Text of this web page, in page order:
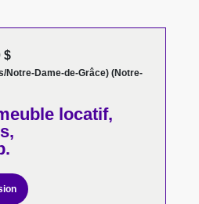
$
Notre-Dame-de-Grâce) (Notre-
locatif,